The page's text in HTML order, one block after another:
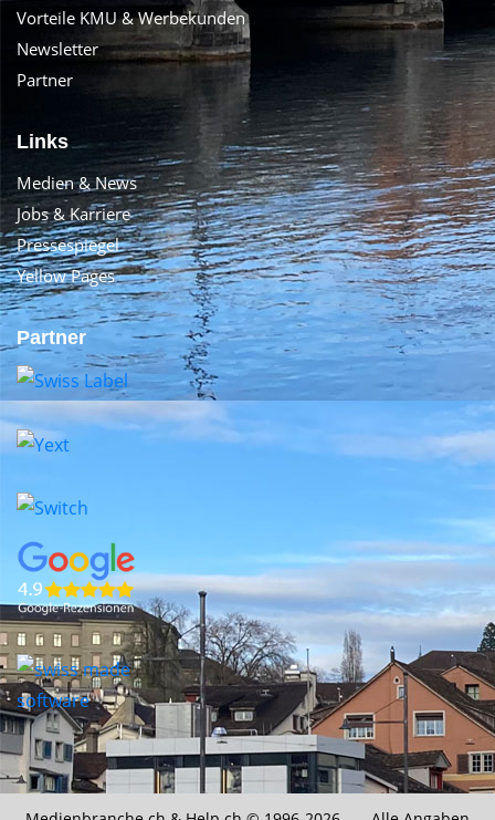
Vorteile KMU & Werbekunden
Newsletter
Partner
Links
Medien & News
Jobs & Karriere
Pressespiegel
Yellow Pages
Partner